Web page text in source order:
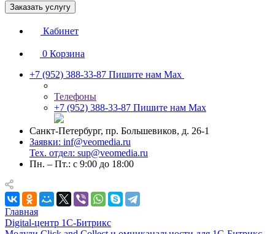
Заказать услугу
Кабинет
0 Корзина
+7 (952) 388-33-87 Пишите нам Max
Телефоны
+7 (952) 388-33-87 Пишите нам Max
Санкт-Петербург, пр. Большевиков, д. 26-1
Заявки: inf@veomedia.ru
Тех. отдел: sup@veomedia.ru
Пн. – Пт.: с 9:00 до 18:00
Главная
Digital‑центр 1С‑Битрикс